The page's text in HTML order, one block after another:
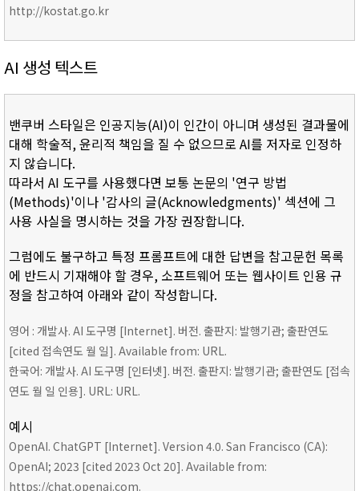
http://kostat.go.kr
AI 생성 텍스트
밴쿠버 스타일은 인공지능(AI)이 인간이 아니며 생성된 결과물에
대해 학술적, 윤리적 책임을 질 수 없으므로 AI를 저자로 인정하
지 않습니다.
따라서 AI 도구를 사용했다면 보통 논문의 '연구 방법
(Methods)'이나 '감사의 글(Acknowledgments)' 섹션에 그
사용 사실을 명시하는 것을 가장 권장합니다.
그럼에도 불구하고 특정 프롬프트에 대한 답변을 참고문헌 목록
에 반드시 기재해야 할 경우, 소프트웨어 또는 웹사이트 인용 규
정을 참고하여 아래와 같이 작성합니다.
영어 : 개발사. AI 도구명 [Internet]. 버전. 출판지: 발행기관; 출판연도
[cited 접속연도 월 일]. Available from: URL.
한국어: 개발사. AI 도구명 [인터넷]. 버전. 출판지: 발행기관; 출판연도 [접속
연도 월 일 인용]. URL: URL.
예시
OpenAI. ChatGPT [Internet]. Version 4.0. San Francisco (CA):
OpenAI; 2023 [cited 2023 Oct 20]. Available from:
https://chat.openai.com.